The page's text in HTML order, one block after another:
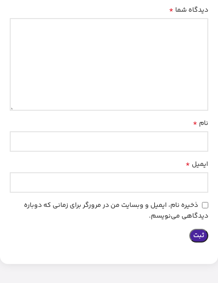
دیدگاه شما *
نام *
ایمیل *
ذخیره نام، ایمیل و وبسایت من در مرورگر برای زمانی که دوباره
دیدگاهی می‌نویسم.